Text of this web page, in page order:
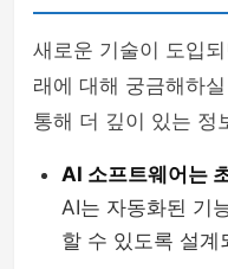
새로운 기술이 도입
래에 대해 궁금해하
통해 더 깊이 있는 정
AI 소프트웨어는
AI는 자동화된 기
할 수 있도록 설계